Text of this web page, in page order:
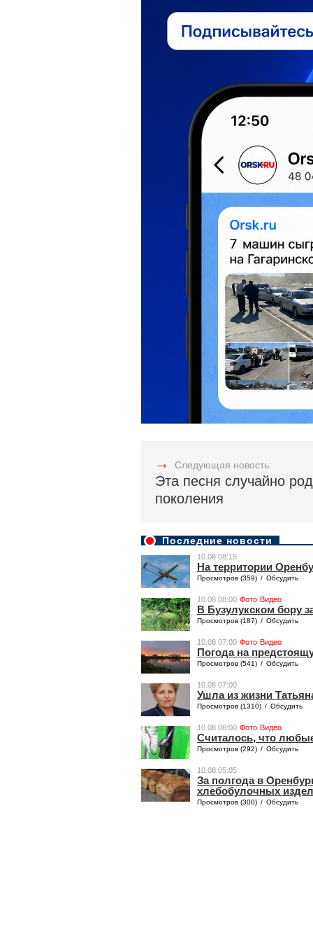
→ Следующая новость:
Эта песня случайно
поколения
Последние новости
10.08 08:15
На территории
Просмотров (359) / Обсудить
10.08 08:00 Фото Видео
В Бузулукском бору
Просмотров (187) / Обсудить
10.08 07:00 Фото Видео
Погода на
Просмотров (541) / Обсудить
10.08 07:00
Ушла из жизни
Просмотров (1310) / Обсудить
10.08 06:00 Фото Видео
​​​​Считалось, что
Просмотров (292) / Обсудить
10.08 05:05
За полгода в
хлебобулочных
Просмотров (300) / Обсудить